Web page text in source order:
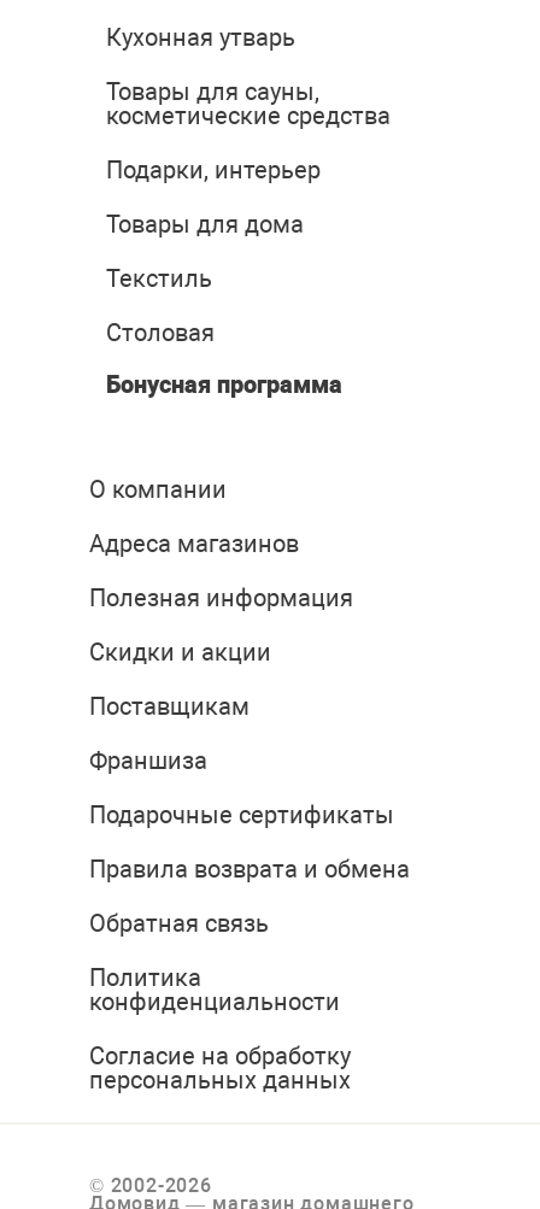
Кухонная утварь
Товары для сауны,
косметические средства
Подарки, интерьер
Товары для дома
Текстиль
Столовая
Бонусная программа
О компании
Адреса магазинов
Полезная информация
Скидки и акции
Поставщикам
Франшиза
Подарочные сертификаты
Правила возврата и обмена
Обратная связь
Политика
конфиденциальности
Согласие на обработку
персональных данных
© 2002-2026
Домовид — магазин домашнего